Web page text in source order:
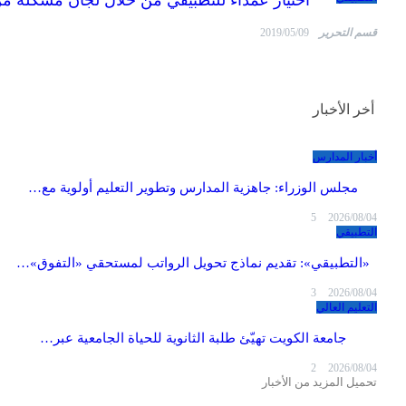
قسم التحرير 2019/05/09
أخر الأخبار
أخبار المدارس
مجلس الوزراء: جاهزية المدارس وتطوير التعليم أولوية مع…
2026/08/04
5
التطبيقي
«التطبيقي»: تقديم نماذج تحويل الرواتب لمستحقي «التفوق»…
2026/08/04
3
التعليم العالي
جامعة الكويت تهيّئ طلبة الثانوية للحياة الجامعية عبر…
2026/08/04
2
تحميل المزيد من الأخبار